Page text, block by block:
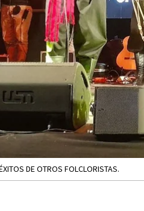
DE OTROS FOLCLORISTAS.